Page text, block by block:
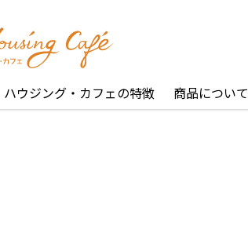
ハウジング・カフェの特徴 商品について